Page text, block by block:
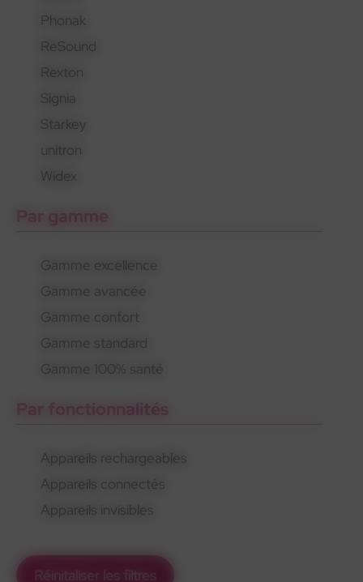
Phonak
ReSound
Rexton
Signia
Starkey
unitron
Widex
Par gamme
Gamme excellence
Gamme avancée
Gamme confort
Gamme standard
Gamme 100% santé
Par fonctionnalités
Appareils rechargeables
Appareils connectés
Appareils invisibles
Réinitaliser les filtres